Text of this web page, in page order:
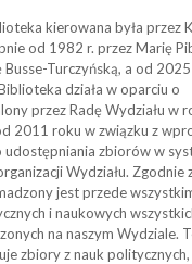
kierowana była przez
od 1982 r. przez Marię
Busse-Turczyńską, a od
działa w oparciu o
przez Radę Wydziału w
2011 roku w związku z
udostępniania zbiorów w
Wydziału. Zgodnie
jest przede
i naukowych
na naszym Wydziale.
zbiory z nauk politycznych,